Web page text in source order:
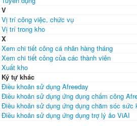
V
Vị trí công việc, chức vụ
Vị trí trong kho
X
Xem chi tiết công cá nhân hàng tháng
Xem chi tiết công của các thành viên
Xuất kho
Ký tự khác
Điều khoản sử dụng Afreeday
Điều khoản sử dụng ứng dụng chấm công
Điều khoản sử dụng ứng dụng chăm sóc sức
Điều khoản sử dụng ứng dụng trợ lý ảo ViAI